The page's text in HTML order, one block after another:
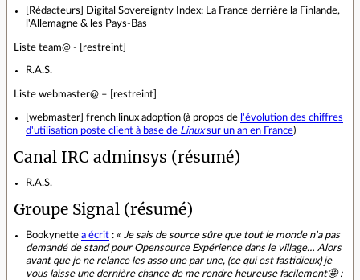
[Rédacteurs] Digital Sovereignty Index: La France derrière la Finlande,
l'Allemagne & les Pays-Bas
Liste team@ - [restreint]
R.A.S.
Liste webmaster@ – [restreint]
[webmaster] french linux adoption (à propos de l'évolution des chiffres
d'utilisation poste client à base de Linuxsur un an en France)
Canal IRC adminsys (résumé)
R.A.S.
Groupe Signal (résumé)
Bookynette a écrit : « Je sais de source sûre que tout le monde n'a pas
demandé de stand pour Opensource Expérience dans le village… Alors
avant que je ne relance les asso une par une, (ce qui est fastidieux) je
vous laisse une dernière chance de me rendre heureuse facilement🤩 :